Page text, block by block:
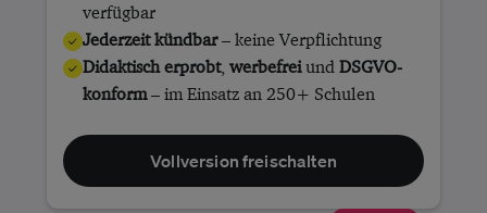
verfügbar
Jederzeit kündbar– keine Verpflichtung
Didaktisch erprobt, werbefreiund DSGVO-
konform– im Einsatz an 250+ Schulen
Vollversion freischalten